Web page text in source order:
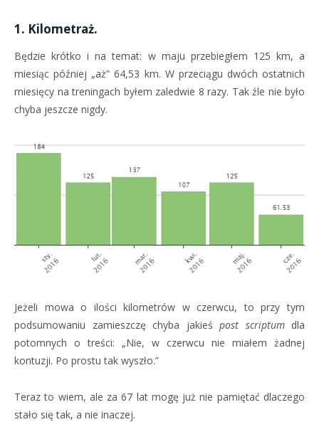
1. Kilometraż.
Będzie krótko i na temat: w maju przebiegłem 125 km, a
miesiąc później „aż” 64,53 km. W przeciągu dwóch ostatnich
miesięcy na treningach byłem zaledwie 8 razy. Tak źle nie było
chyba jeszcze nigdy.
Jeżeli mowa o ilości kilometrów w czerwcu, to przy tym
podsumowaniu zamieszczę chyba jakieś post scriptumdla
potomnych o treści: „Nie, w czerwcu nie miałem żadnej
kontuzji. Po prostu tak wyszło.”
Teraz to wiem, ale za 67 lat mogę już nie pamiętać dlaczego
stało się tak, a nie inaczej.